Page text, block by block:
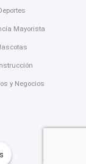
Mayorista
y Negocios